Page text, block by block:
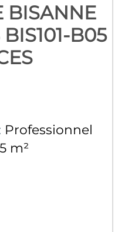
BISANNE
B05
Professionnel
m²